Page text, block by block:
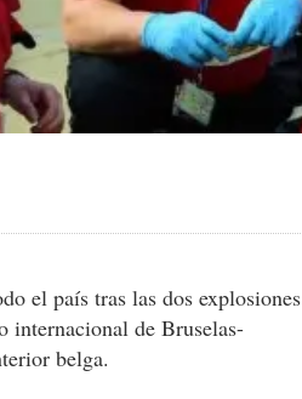
el país tras las dos explosiones
internacional de Bruselas-
belga.